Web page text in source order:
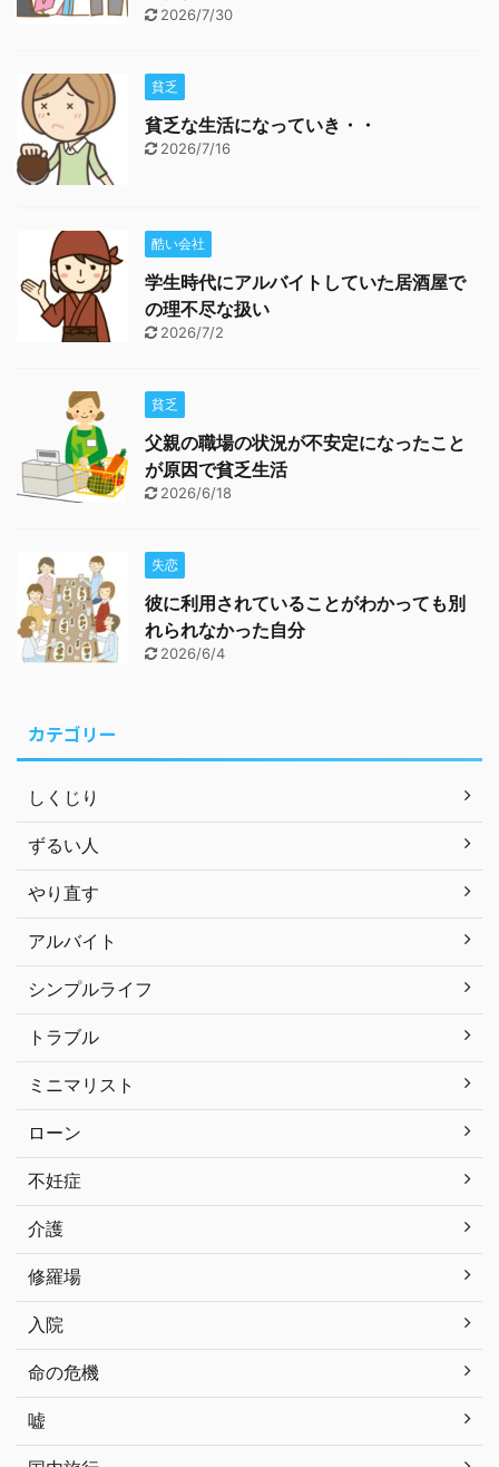
2026/7/30
貧乏
貧乏な生活になっていき・・
2026/7/16
酷い会社
学生時代にアルバイトしていた居酒屋で
の理不尽な扱い
2026/7/2
貧乏
父親の職場の状況が不安定になったこと
が原因で貧乏生活
2026/6/18
失恋
彼に利用されていることがわかっても別
れられなかった自分
2026/6/4
カテゴリー
しくじり
ずるい人
やり直す
アルバイト
シンプルライフ
トラブル
ミニマリスト
ローン
不妊症
介護
修羅場
入院
命の危機
嘘